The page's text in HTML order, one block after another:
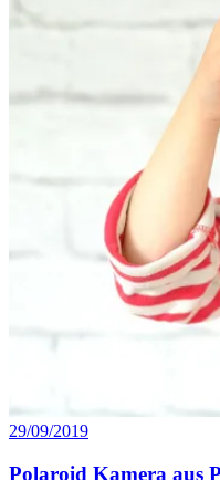
29/09/2019
Polaroid Kamera aus